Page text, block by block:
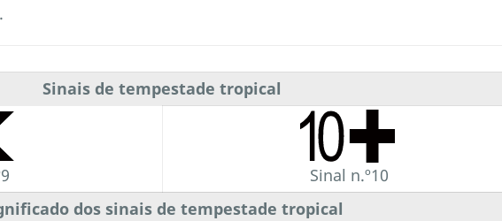
Sinais de tempestade tropical
Sinal n.º10
dos sinais de tempestade tropical